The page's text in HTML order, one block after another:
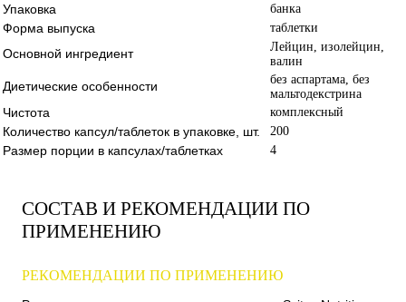
Упаковка банка
Форма выпуска таблетки
Основной ингредиент
Лейцин, изолейцин,
валин
Диетические особенности
без аспартама, без
мальтодекстрина
Чистота комплексный
Количество капсул/таблеток в упаковке, шт. 200
Размер порции в капсулах/таблетках 4
СОСТАВ И РЕКОМЕНДАЦИИ ПО
ПРИМЕНЕНИЮ
РЕКОМЕНДАЦИИ ПО ПРИМЕНЕНИЮ